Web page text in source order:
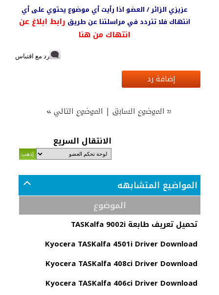
عزيزي الزائر / العضو اذا رأيت أي موضوع يحتوي على أي
انتهاك فلا تتردد في مراسلتنا عن طريق رابط ابلاغ عن
انتهاك من هنا
رد مع اقتباس
إضافة رد
« الموضوع السابق| الموضوع التالي»
الانتقال السريع
المواضيع المتشابهه
الموضوع
تحميل تعريف طابعة TASKalfa 9002i
Kyocera TASKalfa 4501i Driver Download
Kyocera TASKalfa 408ci Driver Download
Kyocera TASKalfa 406ci Driver Download